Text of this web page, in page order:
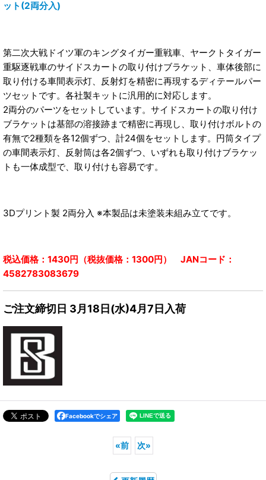
ット(2両分入)
第二次大戦ドイツ軍のキングタイガー重戦車、ヤークトタイガー
重駆逐戦車のサイドスカートの取り付けブラケット、車体後部に
取り付ける車間表示灯、反射灯を精密に再現するディテールパー
ツセットです。各社製キットに汎用的に対応します。
2両分のパーツをセットしています。サイドスカートの取り付け
ブラケットは基部の溶接跡まで精密に再現し、取り付けボルトの
有無で2種類を各12個ずつ、計24個をセットします。円筒タイプ
の車間表示灯、反射筒は各2個ずつ、いずれも取り付けブラケッ
トも一体成型で、取り付けも容易です。
3Dプリント製 2両分入 ※本製品は未塗装未組み立てです。
税込価格：1430円（税抜価格：1300円） JANコード：
4582783083679
ご注文締切日 3月18日(水)4月7日入荷
Facebookでシェア
«前 次»